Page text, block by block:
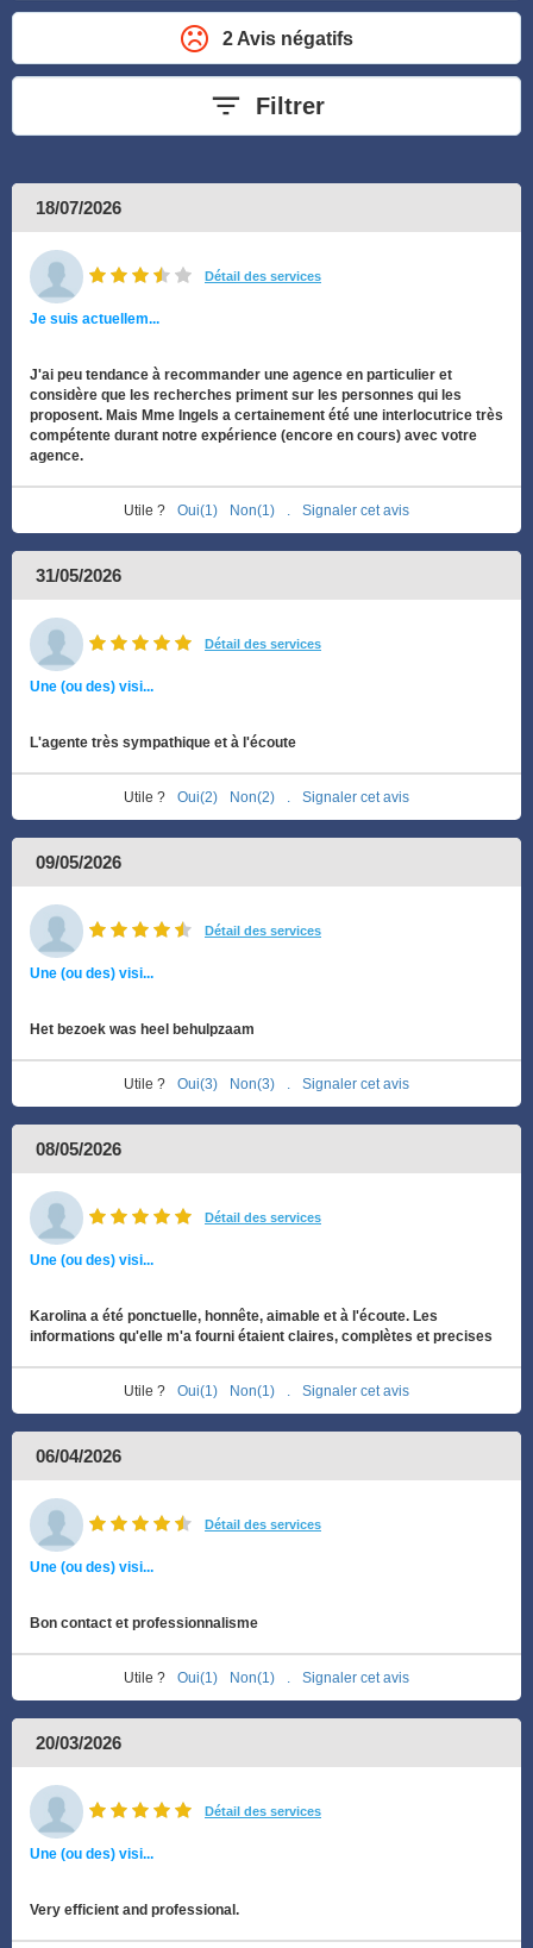
2 Avis négatifs
Filtrer
18/07/2026
Détail des services
Je suis actuellem...
J'ai peu tendance à recommander une agence en particulier et
considère que les recherches priment sur les personnes qui les
proposent. Mais Mme Ingels a certainement été une interlocutrice très
compétente durant notre expérience (encore en cours) avec votre
agence.
Utile ? Oui(1) Non(1) Signaler cet avis
31/05/2026
Détail des services
Une (ou des) visi...
L'agente très sympathique et à l'écoute
Utile ? Oui(2) Non(2) Signaler cet avis
09/05/2026
Détail des services
Une (ou des) visi...
Het bezoek was heel behulpzaam
Utile ? Oui(3) Non(3) Signaler cet avis
08/05/2026
Détail des services
Une (ou des) visi...
Karolina a été ponctuelle, honnête, aimable et à l'écoute. Les
informations qu'elle m'a fourni étaient claires, complètes et precises
Utile ? Oui(1) Non(1) Signaler cet avis
06/04/2026
Détail des services
Une (ou des) visi...
Bon contact et professionnalisme
Utile ? Oui(1) Non(1) Signaler cet avis
20/03/2026
Détail des services
Une (ou des) visi...
Very efficient and professional.